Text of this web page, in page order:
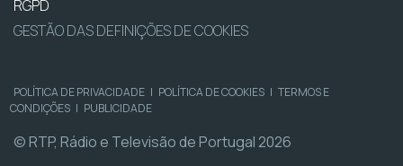
RGPD
GESTÃO DAS DEFINIÇÕES DE COOKIES
POLÍTICA DE PRIVACIDADE | POLÍTICA DE COOKIES | TERMOS E
CONDIÇÕES | PUBLICIDADE
© RTP, Rádio e Televisão de Portugal 2026